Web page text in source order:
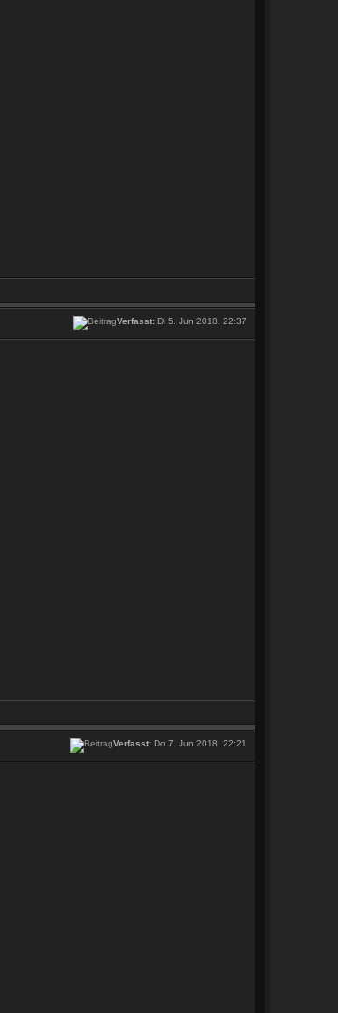
Verfasst:Di 5. Jun 2018, 22:37
Verfasst:Do 7. Jun 2018, 22:21